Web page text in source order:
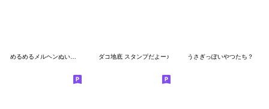
ダコ地底 スタンプだよー♪ うさぎっぽいやつたち？